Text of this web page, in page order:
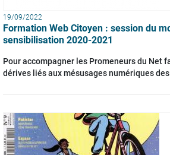
19/09/2022
Formation Web Citoyen : session du
sensibilisation 2020-2021
Pour accompagner les Promeneurs du Net
dérives liés aux mésusages numériques